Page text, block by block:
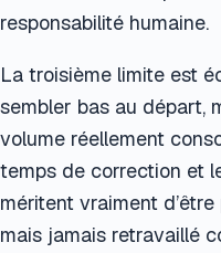
responsabilité humaine.
La troisième limite est
sembler bas au départ,
volume réellement
temps de correction et
méritent vraiment
mais jamais retravaillé